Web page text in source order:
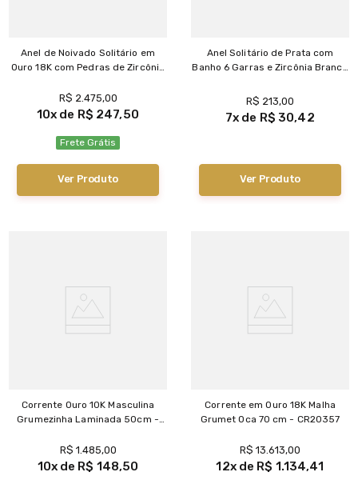
Anel de Noivado Solitário em
Ouro 18K com Pedras de Zircônia
R$ 2.475,00
10 R$ 247,50
Frete Grátis
Ver Produto
Anel Solitário de Prata com
Banho 6 Garras e Zircônia Branca
R$ 213,00
7 R$ 30,42
Ver Produto
Corrente Ouro 10K Masculina
Grumezinha Laminada 50cm -
R$ 1.485,00
10 R$ 148,50
Corrente em Ouro 18K Malha
Grumet Oca 70 cm - CR20357
R$ 13.613,00
12 R$ 1.134,41